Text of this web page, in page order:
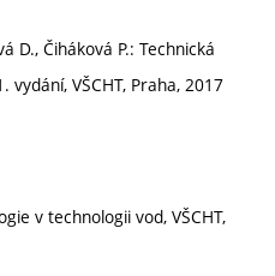
D., Čiháková P.: Technická
VŠCHT, Praha, 2017
v technologii vod, VŠCHT,